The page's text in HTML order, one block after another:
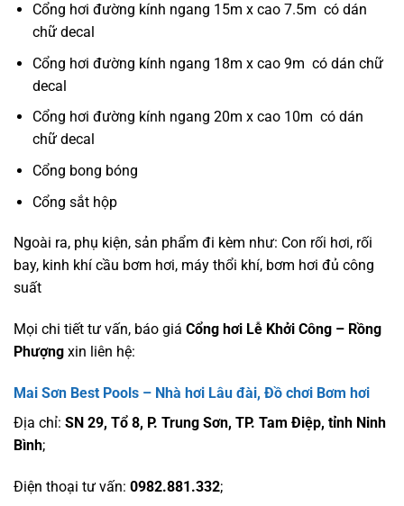
Cổng hơi đường kính ngang 15m x cao 7.5m có dán
chữ decal
Cổng hơi đường kính ngang 18m x cao 9m có dán chữ
decal
Cổng hơi đường kính ngang 20m x cao 10m có dán
chữ decal
Cổng bong bóng
Cổng sắt hộp
Ngoài ra, phụ kiện, sản phẩm đi kèm như: Con rối hơi, rối
bay, kinh khí cầu bơm hơi, máy thổi khí, bơm hơi đủ công
suất
Mọi chi tiết tư vấn, báo giá Cổng hơi Lễ Khởi Công – Rồng
Phượng xin liên hệ:
Mai Sơn Best Pools – Nhà hơi Lâu đài, Đồ chơi Bơm hơi
Địa chỉ: SN 29, Tổ 8, P. Trung Sơn, TP. Tam Điệp, tỉnh Ninh
Bình;
Điện thoại tư vấn: 0982.881.332;